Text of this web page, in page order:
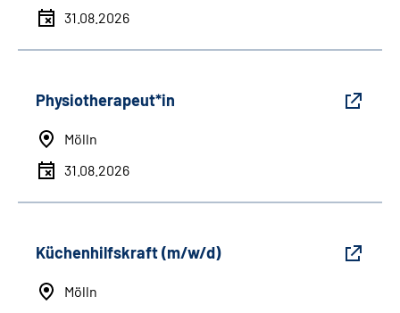
31.08.2026
Physiotherapeut*in
Mölln
31.08.2026
Küchenhilfskraft (m/w/d)
Mölln